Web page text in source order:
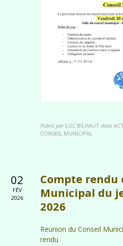
Publié par LUC BILHAUT dans
CONSEIL MUNICIPAL
02
FÉV
2026
Compte rendu
Municipal du
2026
Reunion du Conseil
rendu